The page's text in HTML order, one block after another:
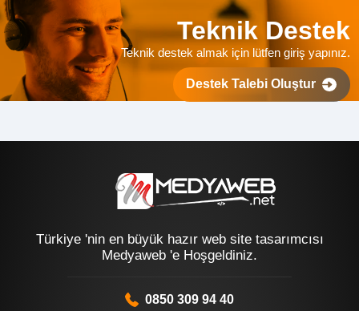
Teknik Destek
Teknik destek almak için lütfen giriş yapınız.
Destek Talebi Oluştur
Türkiye 'nin en büyük hazır web site tasarımcısı
Medyaweb 'e Hoşgeldiniz.
0850 309 94 40